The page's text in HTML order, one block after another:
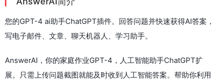
您的GPT-4 ai助手ChatGPT插件。回答问题并快速获得AI答案，
写电子邮件、文章、聊天机器人、学习助手。
AnswerAI，你的家庭作业GPT-4，人工智能助手ChatGPT扩
展。只需上传问题截图就能及时收到人工智能答案。帮助你利用